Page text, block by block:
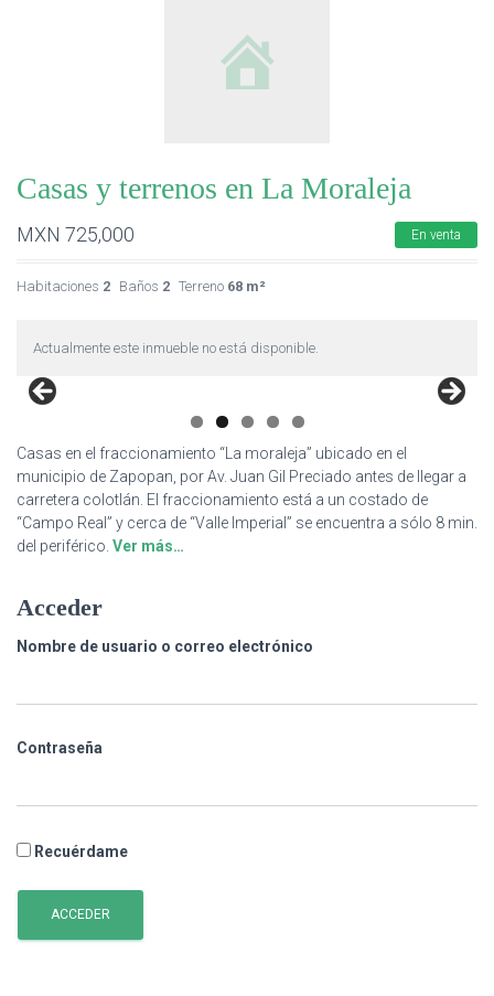
Casas y terrenos en La Moraleja
MXN 725,000 En venta
Habitaciones 2 Baños 2 Terreno 68 m²
Actualmente este inmueble no está disponible.
Casas en el fraccionamiento “La moraleja” ubicado en el
municipio de Zapopan, por Av. Juan Gil Preciado antes de llegar a
carretera colotlán. El fraccionamiento está a un costado de
“Campo Real” y cerca de “Valle Imperial” se encuentra a sólo 8 min.
del periférico. Ver más…
Acceder
Nombre de usuario o correo electrónico
Contraseña
Recuérdame
ACCEDER